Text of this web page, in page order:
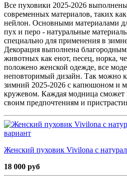
Все пуховики 2025-2026
современных материалов, таких
нейлон. Основными материалами
пух и перо - натуральные
специально для применения в
Декорация выполнена
животных как енот, песец, норка,
положено женской одежде, все
неповторимый дизайн. Так можно
зимний 2025-2026 с капюшоном и
кружевом. Каждая модница сможет
своим предпочтениям и
вариант
Женский пуховик Vivilona с
18 000 руб